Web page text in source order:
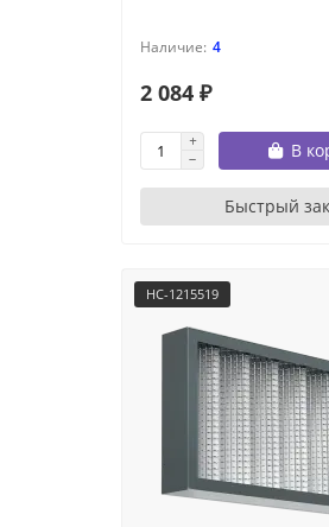
4
2 084 ₽
В
Быстрый
НС-1215519